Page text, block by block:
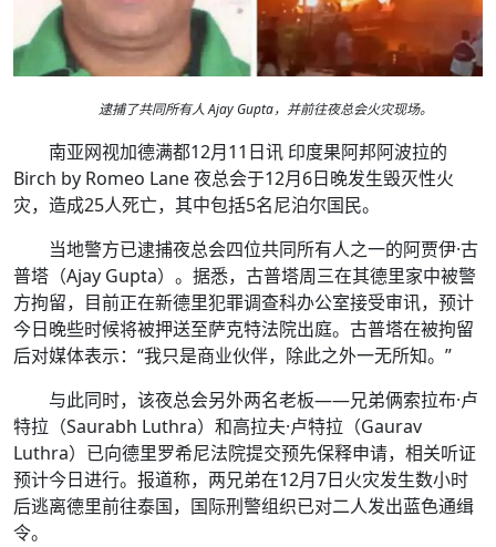
逮捕了共同所有人 Ajay Gupta，并前往夜总会火灾现场。
南亚网视加德满都12月11日讯 印度果阿邦阿波拉的
Birch by Romeo Lane 夜总会于12月6日晚发生毁灭性火
灾，造成25人死亡，其中包括5名尼泊尔国民。
当地警方已逮捕夜总会四位共同所有人之一的阿贾伊·古
普塔（Ajay Gupta）。据悉，古普塔周三在其德里家中被警
方拘留，目前正在新德里犯罪调查科办公室接受审讯，预计
今日晚些时候将被押送至萨克特法院出庭。古普塔在被拘留
后对媒体表示：“我只是商业伙伴，除此之外一无所知。”
与此同时，该夜总会另外两名老板——兄弟俩索拉布·卢
特拉（Saurabh Luthra）和高拉夫·卢特拉（Gaurav
Luthra）已向德里罗希尼法院提交预先保释申请，相关听证
预计今日进行。报道称，两兄弟在12月7日火灾发生数小时
后逃离德里前往泰国，国际刑警组织已对二人发出蓝色通缉
令。